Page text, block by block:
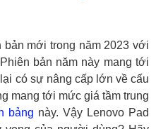
bản mới trong năm 2023 với
bản năm này mang tới
có sự nâng cấp lớn về cấu
mang tới mức giá tầm trung
bảng này. Vậy Lenovo Pad